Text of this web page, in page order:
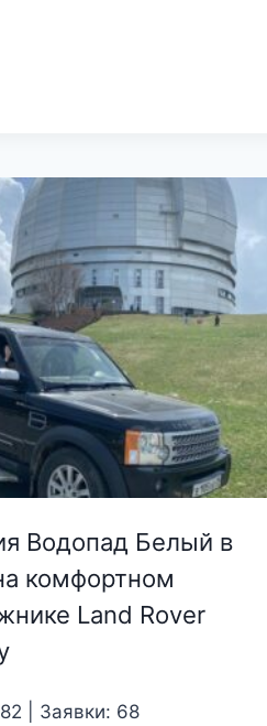
Водопад Белый в
комфортном
Land Rover
| Заявки: 68